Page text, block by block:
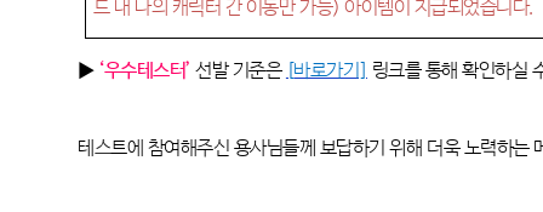
드 내 나의 캐릭터 간 이동만 가능)아이템이 지급되었습니다.
▶ ‘우수테스터’ 선발 기준은 [바로가기] 링크를 통해 확인하실
테스트에 참여해주신 용사님들께 보답하기 위해 더욱 노력하는